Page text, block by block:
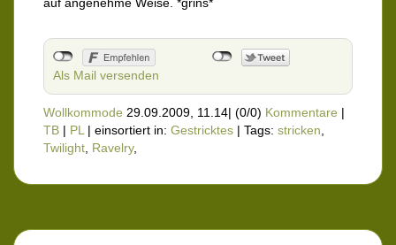
Als Mail versenden
Wollkommode 29.09.2009, 11.14| (0/0) Kommentare |
TB | PL | einsortiert in: Gestricktes | Tags: stricken
Twilight Ravelry,